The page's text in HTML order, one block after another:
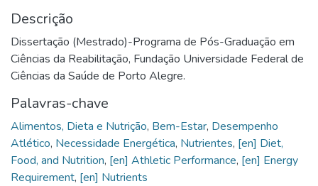
Descrição
Dissertação (Mestrado)-Programa de Pós-Graduação em
Ciências da Reabilitação, Fundação Universidade Federal de
Ciências da Saúde de Porto Alegre.
Palavras-chave
Alimentos, Dieta e Nutrição, Bem-Estar, Desempenho
Atlético, Necessidade Energética, Nutrientes, [en] Diet,
Food, and Nutrition, [en] Athletic Performance, [en] Energy
Requirement, [en] Nutrients